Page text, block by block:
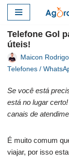
para
o
conteúdo
Telefone Gol
úteis!
Maicon Rodrigo
Telefones /
Se você está
está no lugar
canais de
É muito comum
viajar, por isso